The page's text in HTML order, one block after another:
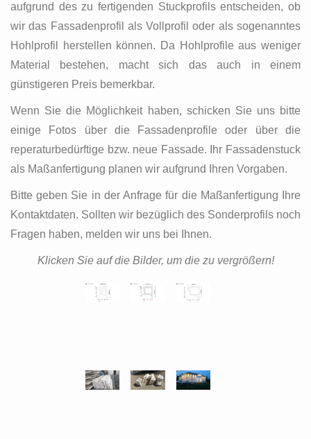
aufgrund des zu fertigenden Stuckprofils entscheiden, ob
wir das Fassadenprofil als Vollprofil oder als sogenanntes
Hohlprofil herstellen können. Da Hohlprofile aus weniger
Material bestehen, macht sich das auch in einem
günstigeren Preis bemerkbar.
Wenn Sie die Möglichkeit haben, schicken Sie uns bitte
einige Fotos über die Fassadenprofile oder über die
reperaturbedürftige bzw. neue Fassade. Ihr Fassadenstuck
als Maßanfertigung planen wir aufgrund Ihren Vorgaben.
Bitte geben Sie in der Anfrage für die Maßanfertigung Ihre
Kontaktdaten. Sollten wir bezüglich des Sonderprofils noch
Fragen haben, melden wir uns bei Ihnen.
Klicken Sie auf die Bilder, um die zu vergrößern!